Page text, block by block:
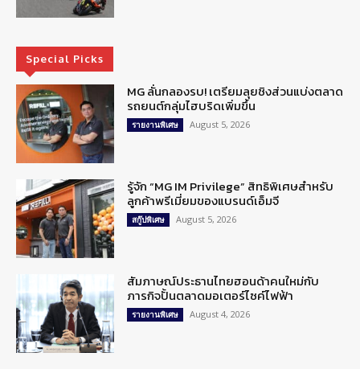
Special Picks
MG ลั่นกลองรบ! เตรียมลุยชิงส่วนแบ่งตลาด
รถยนต์กลุ่มไฮบริดเพิ่มขึ้น
รายงานพิเศษ August 5, 2026
รู้จัก “MG IM Privilege” สิทธิพิเศษสำหรับ
ลูกค้าพรีเมี่ยมของแบรนด์เอ็มจี
สกู๊ปพิเศษ August 5, 2026
สัมภาษณ์ประธานไทยฮอนด้าคนใหม่กับ
ภารกิจปั้นตลาดมอเตอร์ไซค์ไฟฟ้า
รายงานพิเศษ August 4, 2026